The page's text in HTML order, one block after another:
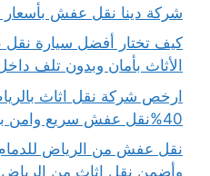
شركة دينا نقل عفش بأسعار
كيف تختار أفضل سيارة
الأثاث بأمان وبدون تلف
ارخص شركة نقل اثاث
40%نقل عفش سريع وامن بأفضل الأسعار
وأضمن نقل اثاث من الرياض